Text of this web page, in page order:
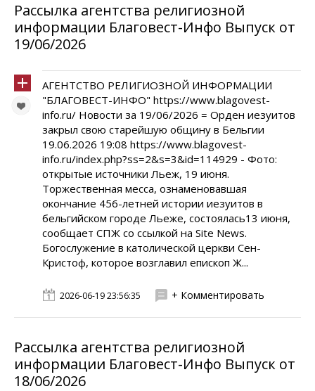
Рассылка агентства религиозной
информации Благовест-Инфо Выпуск от
19/06/2026
АГЕНТСТВО РЕЛИГИОЗНОЙ ИНФОРМАЦИИ
"БЛАГОВЕСТ-ИНФО" https://www.blagovest-
info.ru/ Новости за 19/06/2026 = Орден иезуитов
закрыл свою старейшую общину в Бельгии
19.06.2026 19:08 https://www.blagovest-
info.ru/index.php?ss=2&s=3&id=114929 - Фото:
открытые источники Льеж, 19 июня.
Торжественная месса, ознаменовавшая
окончание 456-летней истории иезуитов в
бельгийском городе Льеже, состоялась13 июня,
сообщает СПЖ со ссылкой на Site News.
Богослужение в католической церкви Сен-
Кристоф, которое возглавил епископ Ж...
2026-06-19 23:56:35 + Комментировать
Рассылка агентства религиозной
информации Благовест-Инфо Выпуск от
18/06/2026